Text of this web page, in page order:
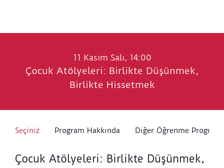
11 Kasım Salı, 14:00
Çocuk Atölyeleri: Birlikte Düşünmek,
Birlikte Hissetmek
Seçiniz Program Hakkında Diğer Öğrenme
Çocuk Atölyeleri: Birlikte Düşünmek,